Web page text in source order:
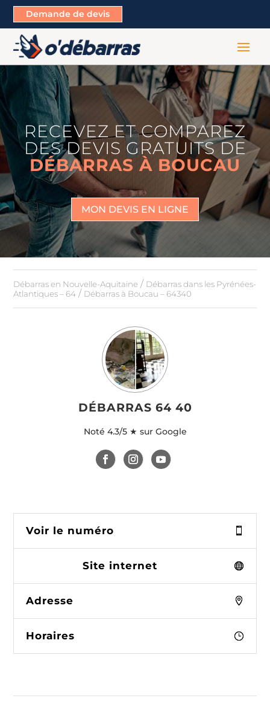
Demande de devis
RECEVEZ ET COMPAREZ
DES DEVIS GRATUITS DE
DÉBARRAS À BOUCAU
MON DEVIS EN LIGNE
Débarras en Nouvelle-Aquitaine / Débarras dans les Pyrénées-
Atlantiques – 64 / Débarras à Boucau – 64340
DÉBARRAS 64 40
Noté 4.3/5 ★ sur Google
Voir le numéro
Site internet
Adresse
Horaires